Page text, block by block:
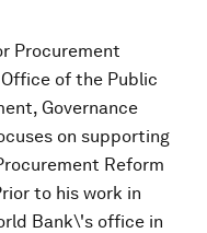
Procurement
of the Public
Governance
on supporting
Reform
to his work in
Bank\'s office in